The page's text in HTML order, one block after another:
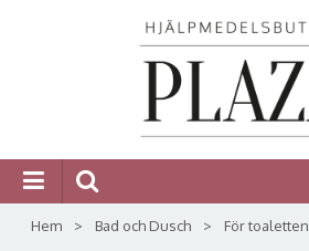
Hem > Bad och Dusch > För toaletten